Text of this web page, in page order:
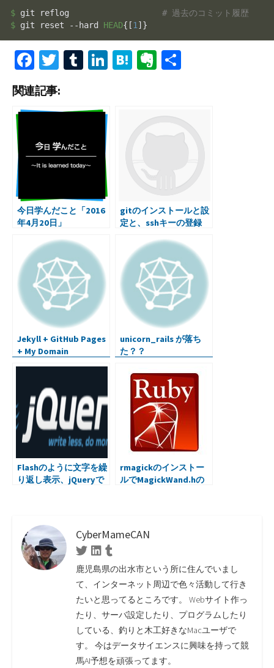
$ git reflog # 過去のコミット履歴
$ git reset --hard HEAD{[1 ]}
Fa
ce
b
o
o
k
T
tt
er
T
bl
r
Li H
n
a
Ev
ot
e
関連記事:
今日学んだこと「2016
年4月20日」
gitのインストールと設
定と、sshキーの登録
Jekyll + GitHub Pages
+ My Domain
unicorn_rails が落ち
た？？
Flashのように文字を繰
り返し表示、jQueryで
rmagickのインストー
ルでMagickWand.hの
CyberMameCAN
TwitterLinkedin
鹿児島県の出水市という所に住んでいまし
て、インターネット周辺で色々活動して行き
たいと思ってるところです。 Webサイト作っ
たり、サーバ設定したり、プログラムしたり
している、釣りと木工好きなMacユーザで
す。 今はデータサイエンスに興味を持って競
馬AI予想を頑張ってます。